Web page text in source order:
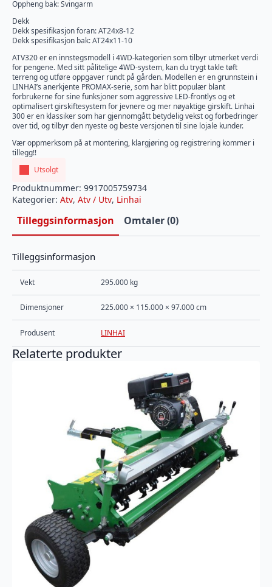
Oppheng bak: Svingarm
Dekk
Dekk spesifikasjon foran: AT24x8-12
Dekk spesifikasjon bak: AT24x11-10
ATV320 er en innstegsmodell i 4WD-kategorien som tilbyr utmerket verdi
for pengene. Med sitt pålitelige 4WD-system, kan du trygt takle tøft
terreng og utføre oppgaver rundt på gården. Modellen er en grunnstein i
LINHAI’s anerkjente PROMAX-serie, som har blitt populær blant
forbrukerne for sine funksjoner som aggressive LED-frontlys og et
optimalisert girskiftesystem for jevnere og mer nøyaktige girskift. Linhai
300 er en klassiker som har gjennomgått betydelig vekst og forbedringer
over tid, og tilbyr den nyeste og beste versjonen til sine lojale kunder.
Vær oppmerksom på at montering, klargjøring og registrering kommer i
tillegg!!
Utsolgt
Produktnummer: 9917005759734
Kategorier: Atv, Atv / Utv, Linhai
Tilleggsinformasjon Omtaler (0)
Tilleggsinformasjon
Vekt 295.000 kg
Dimensjoner 225.000 × 115.000 × 97.000 cm
Produsent LINHAI
Relaterte produkter